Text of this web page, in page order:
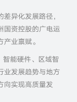
异化发展路径，
国资控股的广电运
业禀赋。
智能硬件、区域智
业发展趋势与地方
向实现高质量发